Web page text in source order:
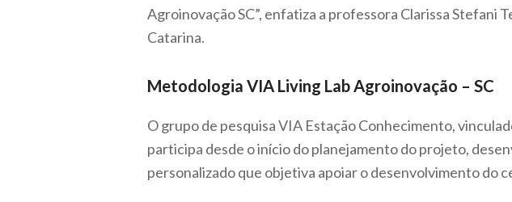
Agroinovação SC”, enfatiza a professora Clarissa Stefani
Catarina.
Metodologia VIA Living Lab Agroinovação – SC
O grupo de pesquisa VIA Estação Conhecimento,
participa desde o início do planejamento do projeto,
personalizado que objetiva apoiar o desenvolvimento do